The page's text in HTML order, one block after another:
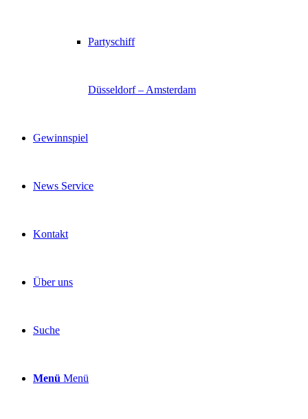
Partyschiff
Düsseldorf – Amsterdam
Gewinnspiel
News Service
Kontakt
Über uns
Suche
Menü Menü